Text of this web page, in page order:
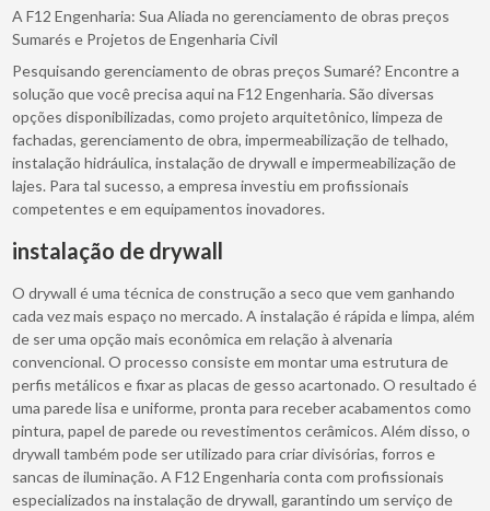
A F12 Engenharia: Sua Aliada no gerenciamento de obras preços
Sumarés e Projetos de Engenharia Civil
Pesquisando gerenciamento de obras preços Sumaré? Encontre a
solução que você precisa aqui na F12 Engenharia. São diversas
opções disponibilizadas, como projeto arquitetônico, limpeza de
fachadas, gerenciamento de obra, impermeabilização de telhado,
instalação hidráulica, instalação de drywall e impermeabilização de
lajes. Para tal sucesso, a empresa investiu em profissionais
competentes e em equipamentos inovadores.
instalação de drywall
O drywall é uma técnica de construção a seco que vem ganhando
cada vez mais espaço no mercado. A instalação é rápida e limpa, além
de ser uma opção mais econômica em relação à alvenaria
convencional. O processo consiste em montar uma estrutura de
perfis metálicos e fixar as placas de gesso acartonado. O resultado é
uma parede lisa e uniforme, pronta para receber acabamentos como
pintura, papel de parede ou revestimentos cerâmicos. Além disso, o
drywall também pode ser utilizado para criar divisórias, forros e
sancas de iluminação. A F12 Engenharia conta com profissionais
especializados na instalação de drywall, garantindo um serviço de